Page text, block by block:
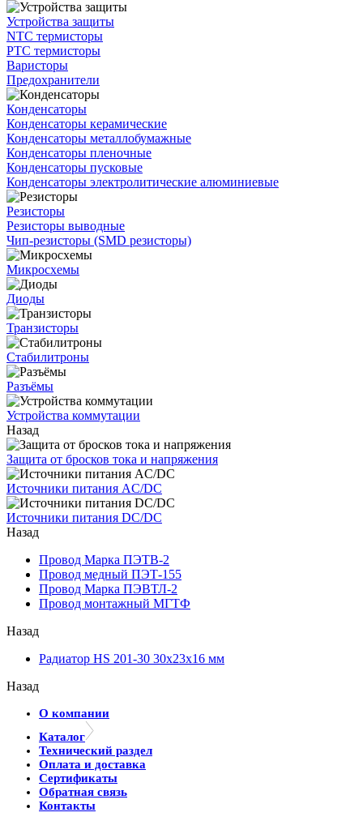
Устройства защиты
NTC термисторы
PTC термисторы
Варисторы
Предохранители
Конденсаторы
Конденсаторы керамические
Конденсаторы металлобумажные
Конденсаторы пленочные
Конденсаторы пусковые
Конденсаторы электролитические алюминиевые
Резисторы
Резисторы выводные
Чип-резисторы (SMD резисторы)
Микросхемы
Диоды
Транзисторы
Стабилитроны
Разъёмы
Устройства коммутации
Назад
Защита от бросков тока и напряжения
Источники питания AC/DC
Источники питания DC/DC
Назад
Провод Марка ПЭТВ-2
Провод медный ПЭТ-155
Провод Марка ПЭВТЛ-2
Провод монтажный МГТФ
Назад
Радиатор HS 201-30 30х23х16 мм
Назад
О компании
Каталог
Технический раздел
Оплата и доставка
Сертификаты
Обратная связь
Контакты